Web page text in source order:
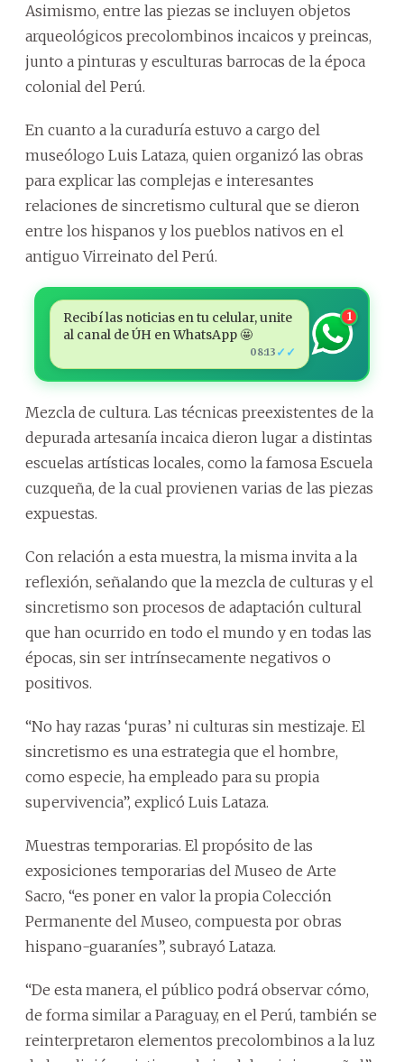
Asimismo, entre las piezas se incluyen objetos
arqueológicos precolombinos incaicos y preincas,
junto a pinturas y esculturas barrocas de la época
colonial del Perú.
En cuanto a la curaduría estuvo a cargo del
museólogo Luis Lataza, quien organizó las obras
para explicar las complejas e interesantes
relaciones de sincretismo cultural que se dieron
entre los hispanos y los pueblos nativos en el
antiguo Virreinato del Perú.
Recibí las noticias en tu celular, unite
al canal de ÚH en WhatsApp 🤩
08:13 ✓✓
1
Mezcla de cultura. Las técnicas preexistentes de la
depurada artesanía incaica dieron lugar a distintas
escuelas artísticas locales, como la famosa Escuela
cuzqueña, de la cual provienen varias de las piezas
expuestas.
Con relación a esta muestra, la misma invita a la
reflexión, señalando que la mezcla de culturas y el
sincretismo son procesos de adaptación cultural
que han ocurrido en todo el mundo y en todas las
épocas, sin ser intrínsecamente negativos o
positivos.
“No hay razas ‘puras’ ni culturas sin mestizaje. El
sincretismo es una estrategia que el hombre,
como especie, ha empleado para su propia
supervivencia”, explicó Luis Lataza.
Muestras temporarias. El propósito de las
exposiciones temporarias del Museo de Arte
Sacro, “es poner en valor la propia Colección
Permanente del Museo, compuesta por obras
hispano-guaraníes”, subrayó Lataza.
“De esta manera, el público podrá observar cómo,
de forma similar a Paraguay, en el Perú, también se
reinterpretaron elementos precolombinos a la luz